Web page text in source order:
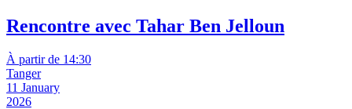
Rencontre avec Tahar Ben Jelloun
À partir de 14:30
Tanger
11 January
2026